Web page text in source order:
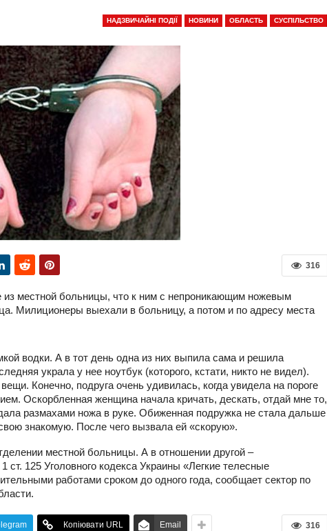
НАДЗВИЧАЙНІ ПОДІЇ НОВИНИ ОБЛАСТЬ СУСПІЛЬСТВО
316
местной больницы, что к ним с непроникающим ножевым
Милиционеры выехали в больницу, а потом и по адресу места
водки. А в тот день одна из них выпила сама и решила
украла у нее ноутбук (которого, кстати, никто не видел).
Конечно, подруга очень удивилась, когда увидела на пороге
Оскорбленная женщина начала кричать, дескать, отдай мне то,
размахами ножа в руке. Обиженная подружка не стала дальше
знакомую. После чего вызвала ей «скорую».
местной больницы. А в отношении другой –
ст. 125 Уголовного кодекса Украины «Легкие телесные
работами сроком до одного года, сообщает сектор по
316
Копіювати URL Email